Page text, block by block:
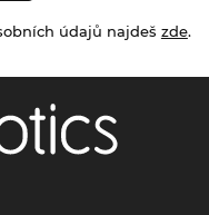
údajů najdeš zde.